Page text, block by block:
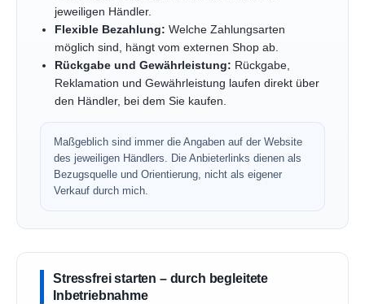
jeweiligen Händler.
Flexible Bezahlung: Welche Zahlungsarten
möglich sind, hängt vom externen Shop ab.
Rückgabe und Gewährleistung: Rückgabe,
Reklamation und Gewährleistung laufen direkt über
den Händler, bei dem Sie kaufen.
Maßgeblich sind immer die Angaben auf der Website
des jeweiligen Händlers. Die Anbieterlinks dienen als
Bezugsquelle und Orientierung, nicht als eigener
Verkauf durch mich.
Stressfrei starten – durch begleitete
Inbetriebnahme